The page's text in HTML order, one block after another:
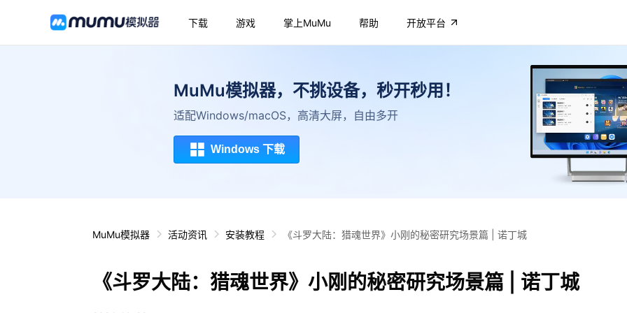
下载 游戏 掌上MuMu 帮助 开放平台
MuMu模拟器，不挑设备，秒开秒用！
适配Windows/macOS，高清大屏，自由多开
Windows 下载
MuMu模拟器 活动资讯 安装教程 《斗罗大陆：猎魂世界》小刚的秘密研究场景篇 | 诺丁城
《斗罗大陆：猎魂世界》小刚的秘密研究场景篇 | 诺丁城